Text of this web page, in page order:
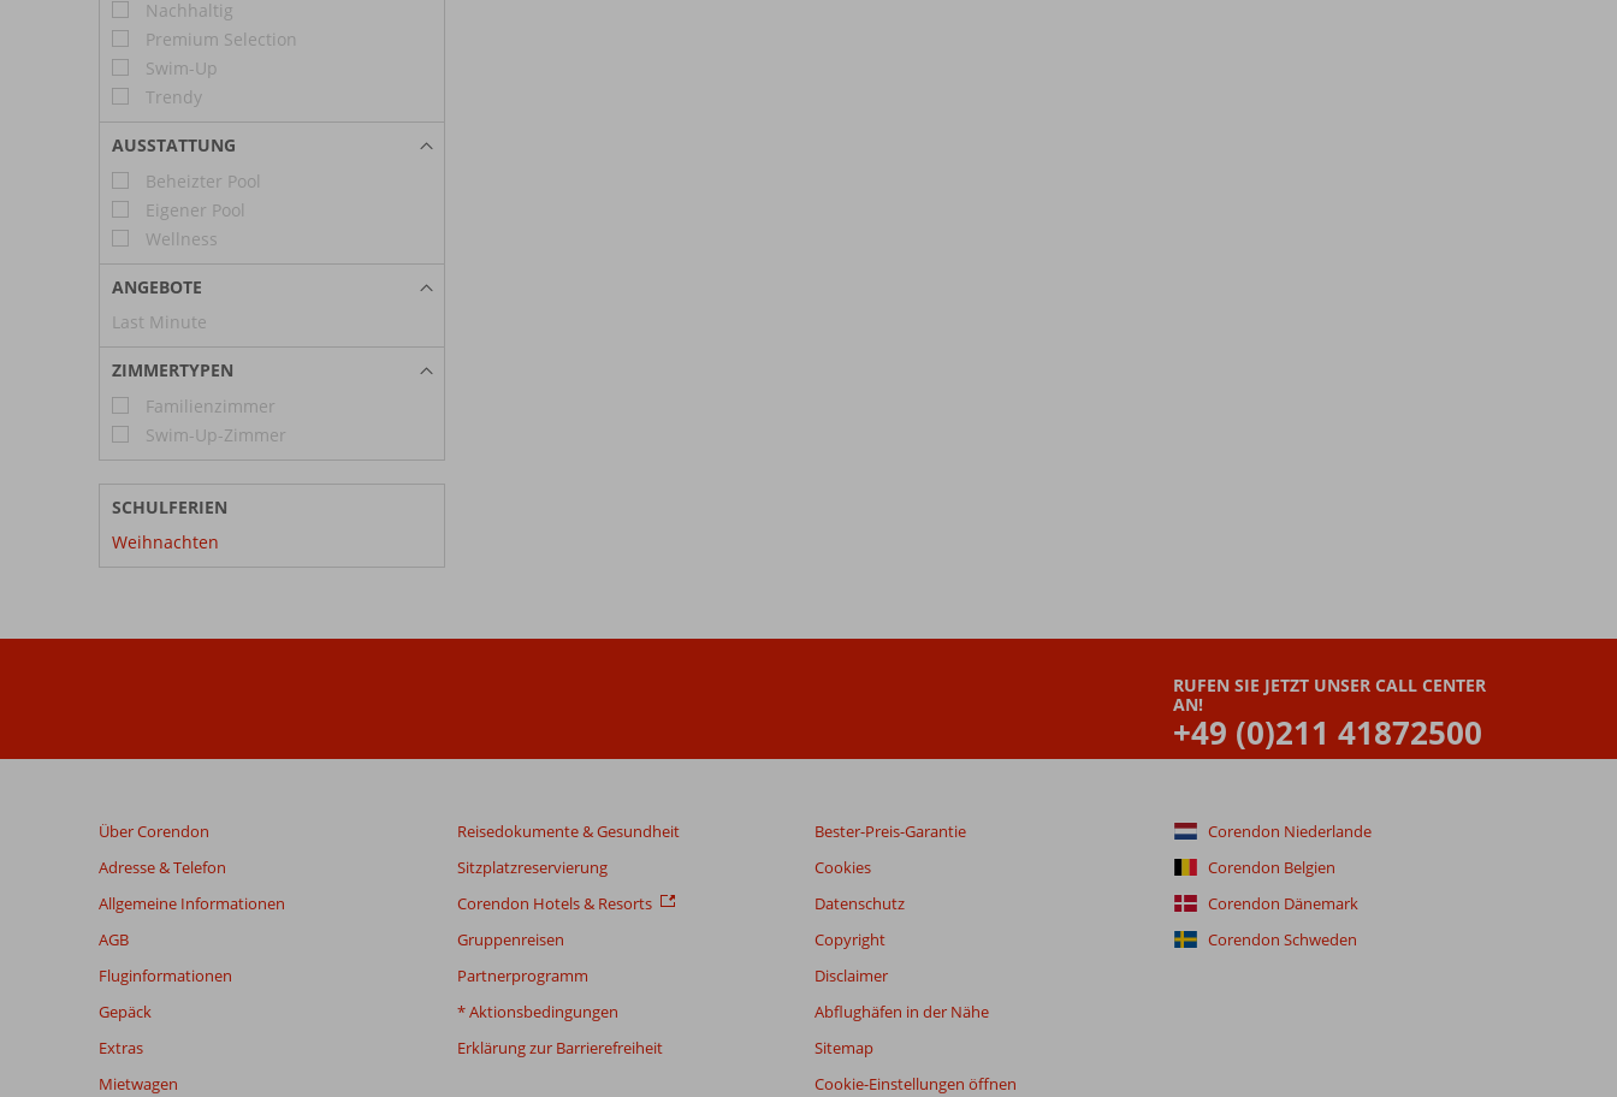
Nachhaltig
Premium Selection
Swim-Up
Trendy
AUSSTATTUNG
Beheizter Pool
Eigener Pool
Wellness
ANGEBOTE
Last Minute
ZIMMERTYPEN
Familienzimmer
Swim-Up-Zimmer
SCHULFERIEN
Weihnachten
RUFEN SIE JETZT UNSER CALL CENTER
AN!
+49 (0)211 41872500
Über Corendon
Adresse & Telefon
Allgemeine Informationen
AGB
Fluginformationen
Gepäck
Extras
Mietwagen
Reisedokumente & Gesundheit
Sitzplatzreservierung
Corendon Hotels & Resorts
Gruppenreisen
Partnerprogramm
* Aktionsbedingungen
Erklärung zur Barrierefreiheit
Bester-Preis-Garantie
Cookies
Datenschutz
Copyright
Disclaimer
Abflughäfen in der Nähe
Sitemap
Cookie-Einstellungen öffnen
Corendon Niederlande
Corendon Belgien
Corendon Dänemark
Corendon Schweden